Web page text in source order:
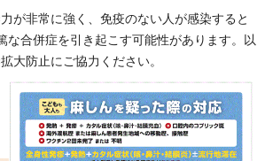
が非常に強く、免疫のない人が感染すると
な合併症を引き起こす可能性があります。以
大防止にご協力ください。